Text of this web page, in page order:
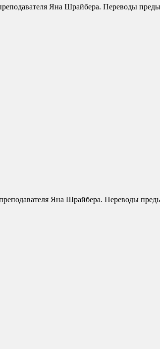
Яна Шрайбера. Переводы
Яна Шрайбера. Переводы